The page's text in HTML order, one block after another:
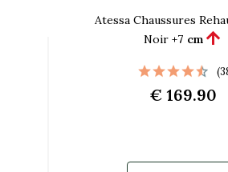
Atessa Chaussures
Noir +7 cm 
€ 169.90